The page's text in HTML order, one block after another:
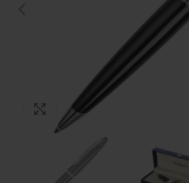
Нажмите, чтобы увеличить